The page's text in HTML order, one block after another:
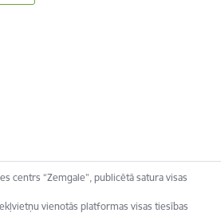
centrs “Zemgale”, publicētā satura visas
vienotās platformas visas tiesības